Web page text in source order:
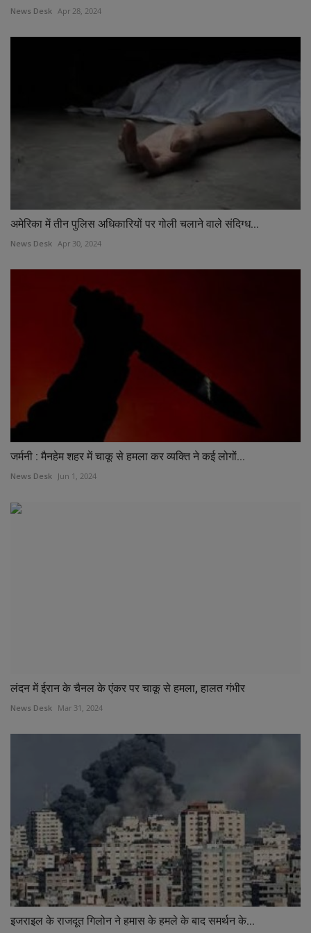
News Desk Apr 28, 2024
अमेरिका में तीन पुलिस अधिकारियों पर गोली चलाने वाले संदिग्ध...
News Desk Apr 30, 2024
जर्मनी : मैनहेम शहर में चाकू से हमला कर व्यक्ति ने कई लोगों...
News Desk Jun 1, 2024
लंदन में ईरान के चैनल के एंकर पर चाकू से हमला, हालत गंभीर
News Desk Mar 31, 2024
इजराइल के राजदूत गिलोन ने हमास के हमले के बाद समर्थन के...